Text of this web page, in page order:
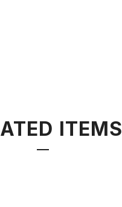
ITEMS